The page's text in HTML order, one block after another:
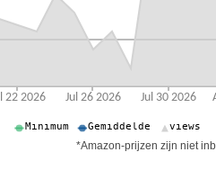
*Amazon-prijzen zijn niet